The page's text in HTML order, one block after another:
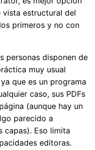
estructural del
primeros y no con
personas disponen de
muy usual
que es un programa
caso, sus PDFs
(aunque hay un
parecido a
capas). Eso limita
editoras.